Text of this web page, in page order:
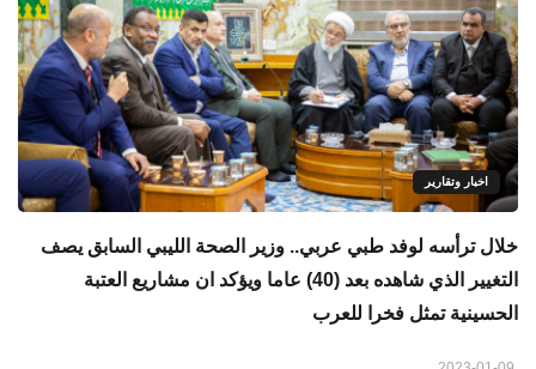
اخبار وتقارير
خلال ترأسه لوفد طبي عربي.. وزير الصحة الليبي السابق يصف
التغيير الذي شاهده بعد (40) عاما ويؤكد ان مشاريع العتبة
الحسينية تمثل فخرا للعرب